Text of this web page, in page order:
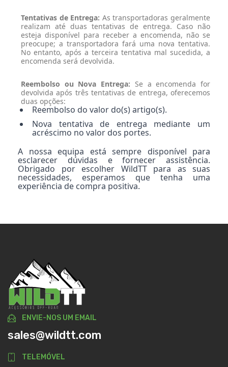
Tentativas de Entrega: As transportadoras geralmente
realizam até duas tentativas de entrega. Caso não
esteja disponível para receber a encomenda, não se
preocupe; a transportadora fará uma nova tentativa.
No entanto, após a terceira tentativa mal sucedida, a
encomenda será devolvida.
Reembolso ou Nova Entrega: Se a encomenda for
devolvida após três tentativas de entrega, oferecemos
duas opções:
Reembolso do valor do(s) artigo(s).
Nova tentativa de entrega mediante um
acréscimo no valor dos portes.
A nossa equipa está sempre disponível para
esclarecer dúvidas e fornecer assistência.
Obrigado por escolher WildTT para as suas
necessidades, esperamos que tenha uma
experiência de compra positiva.
ENVIE-NOS UM EMAIL
sales@wildtt.com
TELEMÓVEL